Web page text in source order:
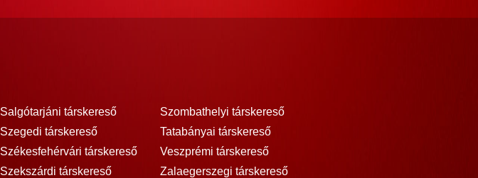
Salgótarjáni társkereső
Szegedi társkereső
Székesfehérvári társkereső
Szekszárdi társkereső
Szombathelyi társkereső
Tatabányai társkereső
Veszprémi társkereső
Zalaegerszegi társkereső